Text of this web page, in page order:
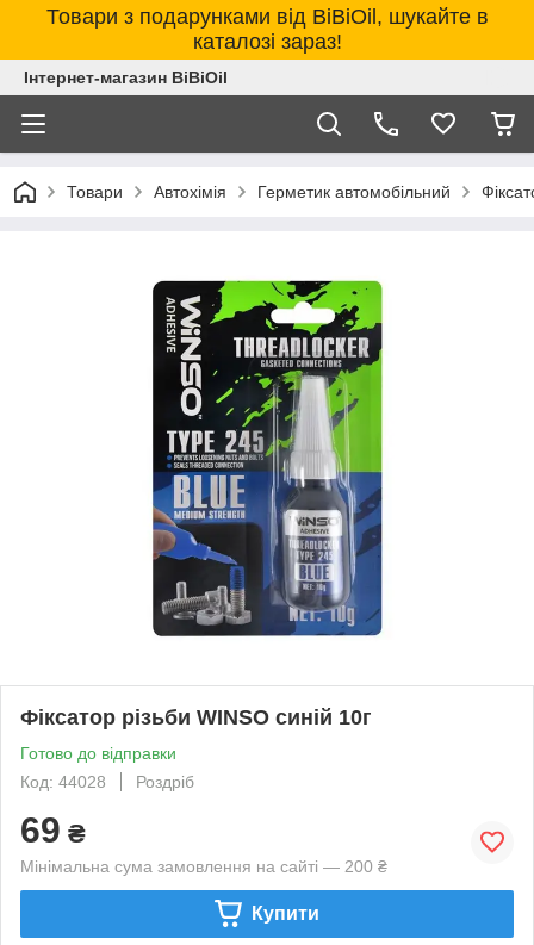
Товари з подарунками від BiBiOil, шукайте в
каталозі зараз!
Інтернет-магазин BiBiOil
Товари Автохімія Герметик автомобільний
Фіксатор різьби WINSO синій 10г
Готово до відправки
Код: 44028
Роздріб
69 ₴
Мінімальна сума замовлення на сайті — 200 ₴
Купити